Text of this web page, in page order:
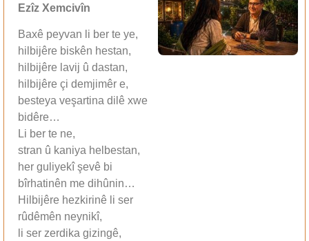
Ezîz Xemcivîn
Baxê peyvan li ber te ye,
hilbijêre biskên hestan,
hilbijêre lavij û dastan,
hilbijêre çi demjimêr e,
besteya veşartina dilê xwe
bidêre…
Li ber te ne,
stran û kaniya helbestan,
her guliyekî şevê bi
bîrhatinên me dihûnin…
Hilbijêre hezkirinê li ser
rûdêmên neynikî,
li ser zerdika gizingê,